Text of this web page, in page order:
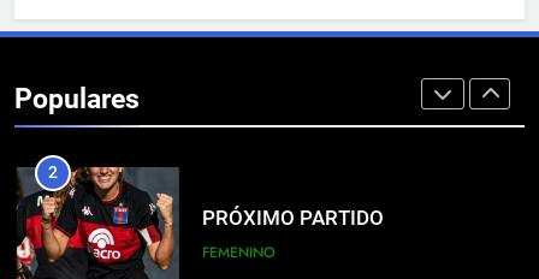
Populares
2
PRÓXIMO PARTIDO
FEMENINO